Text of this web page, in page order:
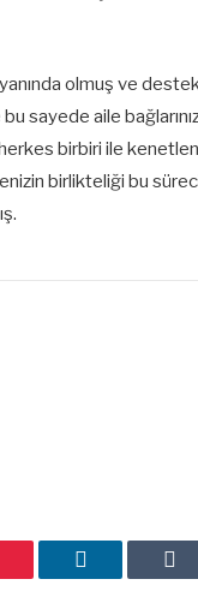
yanında olmuş ve
sayede aile
birbiri ile
birlikteliği bu
LinkedIn